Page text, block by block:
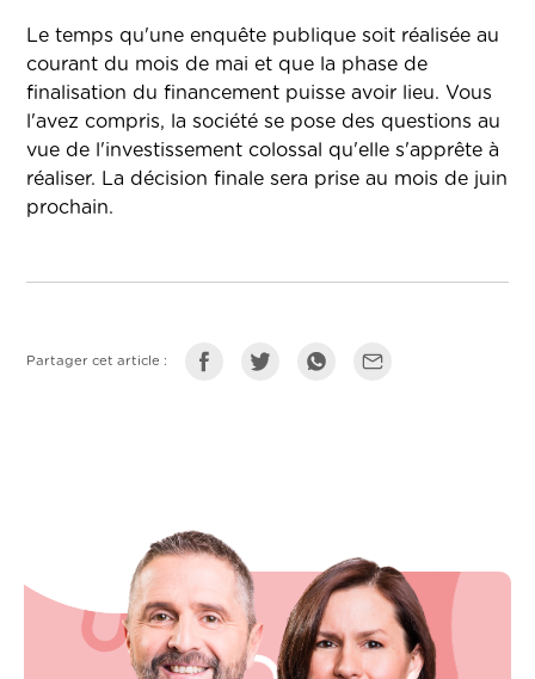
Le temps qu'une enquête publique soit réalisée au
courant du mois de mai et que la phase de
finalisation du financement puisse avoir lieu. Vous
l'avez compris, la société se pose des questions au
vue de l'investissement colossal qu'elle s'apprête à
réaliser. La décision finale sera prise au mois de juin
prochain.
Partager cet article :